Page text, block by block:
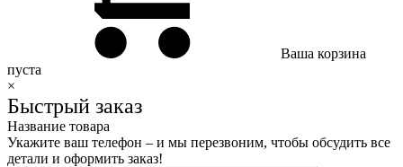
Ваша корзина
пуста
×
Быстрый заказ
Название товара
Укажите ваш телефон – и мы перезвоним, чтобы обсудить все
детали и оформить заказ!